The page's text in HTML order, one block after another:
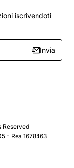
iscrivendoti
Invia
Reserved
- Rea 1678463